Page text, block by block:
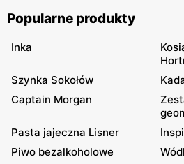
Popularne produkty
Inka
Szynka Sokołów
Captain Morgan
Pasta jajeczna Lisner
Piwo bezalkoholowe